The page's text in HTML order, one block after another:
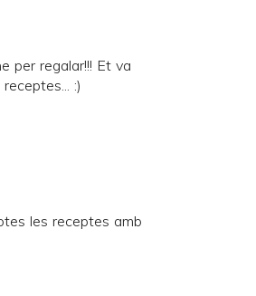
per regalar!!! Et va
:)
les receptes amb